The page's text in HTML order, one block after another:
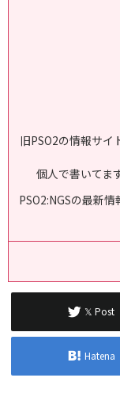
旧PSO2の情報サ
個人で書いてま
PSO2:NGSの最新
𝕏 Post
Hatena